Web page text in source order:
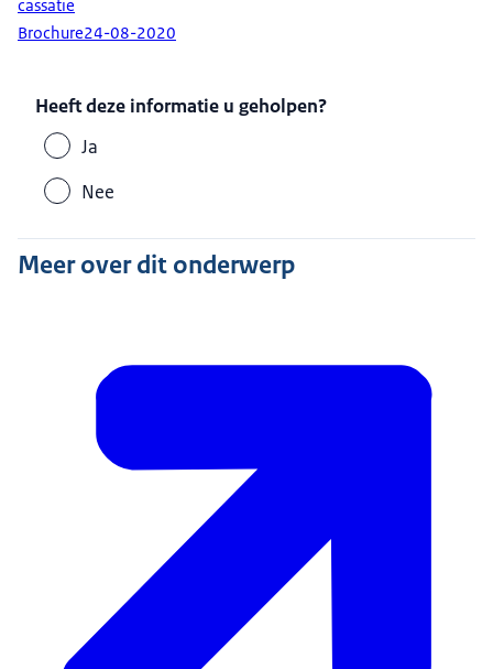
cassatie
Brochure24-08-2020
Heeft deze informatie u geholpen?
Ja
Nee
Meer over dit onderwerp